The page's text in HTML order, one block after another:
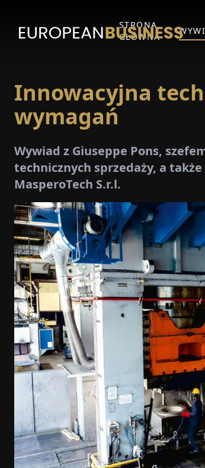
STRONA
GŁÓWNA
Innowacyjna
wymagań
Wywiad z Giuseppe Pons,
technicznych sprzedaży, a
MasperoTech S.r.l.